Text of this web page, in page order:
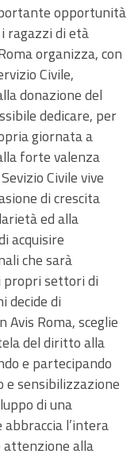
opportunità
ragazzi di età
organizza, con
Civile,
donazione del
dedicare, per
giornata a
forte valenza
Civile vive
di crescita
ed alla
acquisire
che sarà
propri settori di
decide di
Roma, sceglie
del diritto alla
e partecipando
sensibilizzazione
di una
abbraccia l’intera
alla